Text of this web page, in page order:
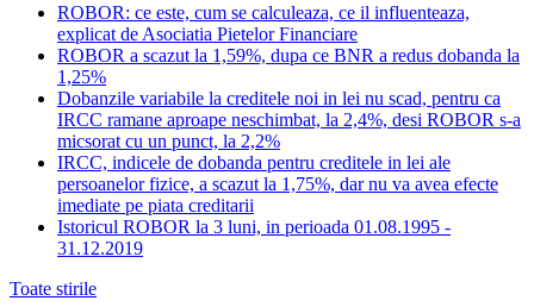
ROBOR: ce este, cum se calculeaza, ce il influenteaza,
explicat de Asociatia Pietelor Financiare
ROBOR a scazut la 1,59%, dupa ce BNR a redus dobanda la
1,25%
Dobanzile variabile la creditele noi in lei nu scad, pentru ca
IRCC ramane aproape neschimbat, la 2,4%, desi ROBOR s-a
micsorat cu un punct, la 2,2%
IRCC, indicele de dobanda pentru creditele in lei ale
persoanelor fizice, a scazut la 1,75%, dar nu va avea efecte
imediate pe piata creditarii
Istoricul ROBOR la 3 luni, in perioada 01.08.1995 -
31.12.2019
Toate stirile